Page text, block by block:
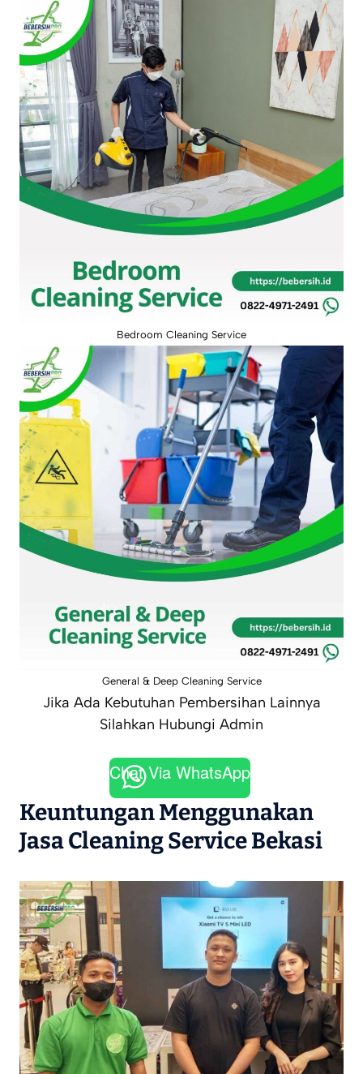
Bedroom Cleaning Service
General & Deep Cleaning Service
Jika Ada Kebutuhan Pembersihan Lainnya
Silahkan Hubungi Admin
Chat Via WhatsApp
Keuntungan Menggunakan
Jasa Cleaning Service Bekasi